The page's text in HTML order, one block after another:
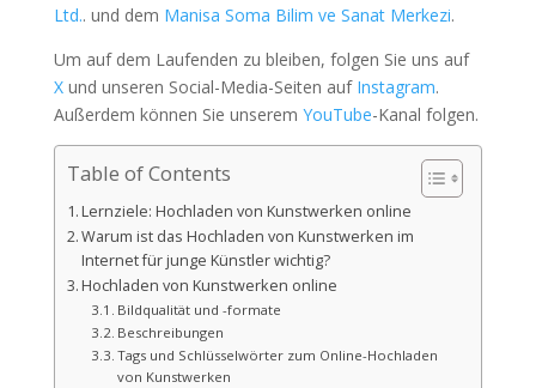
Ltd.. und dem Manisa Soma Bilim ve Sanat Merkezi.
Um auf dem Laufenden zu bleiben, folgen Sie uns auf
Xund unseren Social-Media-Seiten auf Instagram.
Außerdem können Sie unserem YouTube-Kanal folgen.
Table of Contents
Lernziele: Hochladen von Kunstwerken online
Warum ist das Hochladen von Kunstwerken im
Internet für junge Künstler wichtig?
Hochladen von Kunstwerken online
Bildqualität und -formate
Beschreibungen
Tags und Schlüsselwörter zum Online-Hochladen
von Kunstwerken